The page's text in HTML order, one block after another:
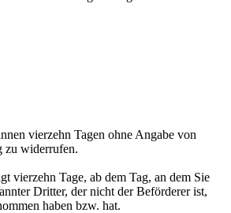
vierzehn Tagen ohne Angabe von
zu widerrufen.
vierzehn Tage, ab dem Tag, an dem Sie
Dritter, der nicht der Beförderer ist,
haben bzw. hat.